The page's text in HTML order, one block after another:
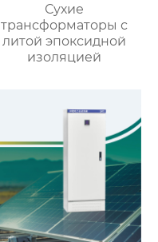
Сухие
трансформаторы с
литой эпоксидной
изоляцией